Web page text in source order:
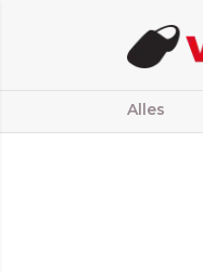
Alles